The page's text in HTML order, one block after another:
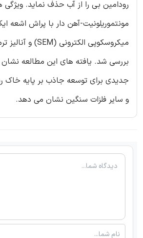
رودامین بی را از آب حذف نماید. ویژگی
بررسی شد. یافته های این مطالعه نشان
جدیدی برای توسعه جاذب بر پایه
و سایر فلزات سنگین نشان می دهد.